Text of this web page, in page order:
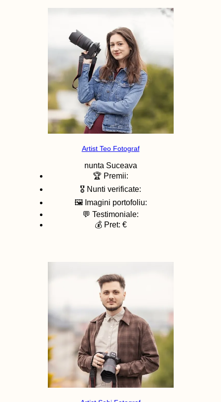
Artist Teo Fotograf
nunta Suceava
🏆 Premii:
🎖️ Nunti verificate:
🖼️ Imagini portofoliu:
💬 Testimoniale:
💰 Pret: €